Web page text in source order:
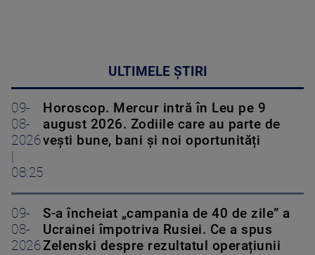
ULTIMELE ȘTIRI
09-
08-
2026
08:25
Horoscop. Mercur intră în Leu pe 9
august 2026. Zodiile care au parte de
vești bune, bani și noi oportunități
09-
08-
2026
S-a încheiat „campania de 40 de zile” a
Ucrainei împotriva Rusiei. Ce a spus
Zelenski despre rezultatul operațiunii